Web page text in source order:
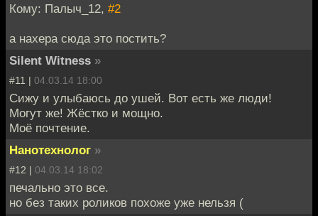
Кому: Палыч_12, #2
а нахера сюда это постить?
Silent Witness »
#11 | 04.03.14 18:00
Сижу и улыбаюсь до ушей. Вот есть же люди!
Могут же! Жёстко и мощно.
Моё почтение.
Нанотехнолог »
#12 | 04.03.14 18:02
печально это все.
но без таких роликов похоже уже нельзя (